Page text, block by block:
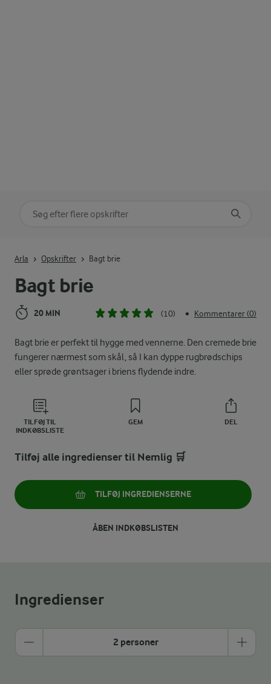
Bagt brie
20 MIN (10) • Kommentarer (0)
Bagt brie er perfekt til hygge med vennerne. Den cremede brie
fungerer nærmest som skål, så I kan dyppe rugbrødschips
eller sprøde grøntsager i briens flydende indre.
TILFØJ TIL
INDKØBSLISTE
GEM DEL
Arla Opskrifter Bagt brie
Tilføj alle ingredienser til Nemlig 🛒
TILFØJ INGREDIENSERNE
ÅBEN INDKØBSLISTEN
Ingredienser
2 personer
Søg på kategori